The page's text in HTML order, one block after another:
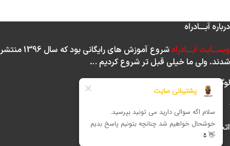
درباره آبــــادراه
وبســـایت آبــــادراه شروع آموزش های رایگانی
بود که سال 1396 منتشر
شدند. ولی ما خیلی قبل تر شروع کردیم …
لوگو ساماندهی
اتحادیه کشوری کسب و کار مجازی